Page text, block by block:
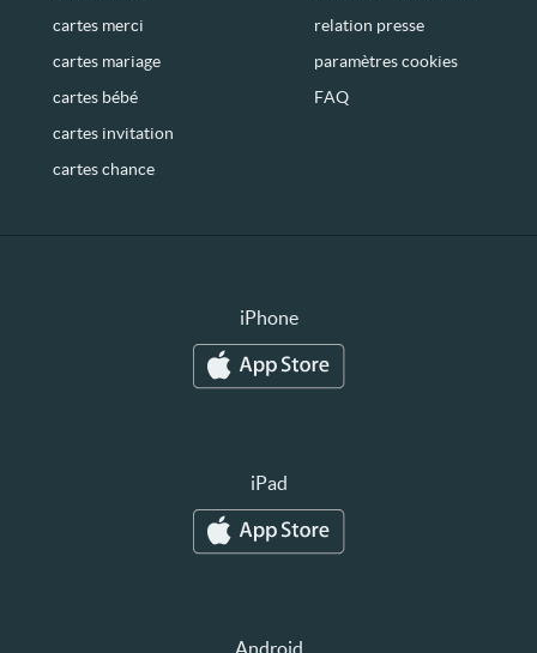
cartes merci
cartes mariage
cartes bébé
cartes invitation
cartes chance
relation presse
paramètres cookies
FAQ
iPhone
iPad
Android